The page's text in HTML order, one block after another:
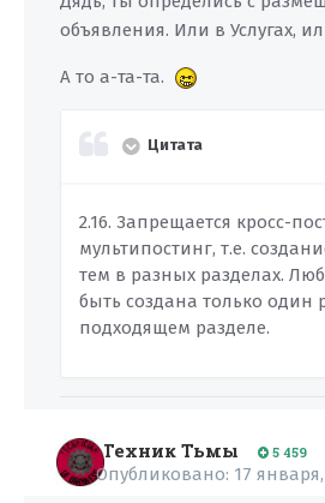
объявления. Или в Услугах,
А то а-та-та.
Цитата
2.16. Запрещается кросс-
мультипостинг, т.е.
тем в разных разделах.
быть создана только один
подходящем разделе.
Техник Тьмы 5 459
Опубликовано: 17